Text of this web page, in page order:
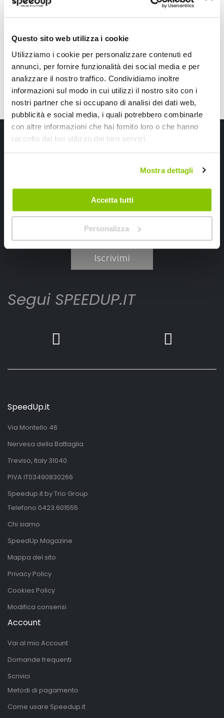
Questo sito web utilizza i cookie
Utilizziamo i cookie per personalizzare contenuti ed
annunci, per fornire funzionalità dei social media e per
analizzare il nostro traffico. Condividiamo inoltre
informazioni sul modo in cui utilizzi il nostro sito con i
nostri partner che si occupano di analisi dei dati web,
pubblicità e social media, i quali potrebbero combinarle
con altre informazioni che hai fornito loro o che hanno
raccolto dal tuo utilizzo dei loro servizi.
Mostra dettagli
Accetta tutti
Personalizza
Nero/grigio 37>39cm
18,80 €
CONSEGNA IN 48H
Nero/rosso 37>39cm
18,80 €
Iscriviti alla newsletter Speedup
Iscrivimi
Segui SPEEDUP.IT
SpeedUp.it
Via Montello 46
Nervesa della Battaglia
Treviso, Italy 31040
PIVA IT03490830266
Speedup.it by Trio Group
Telefono 0423.601555
Chi siamo
SpeedUp Magazine
Mappa del sito
Privacy Policy
Cookies Policy
Modifica consensi
Account
Vai al mio Account
Domande frequenti
Scrivici
Metodi di pagamento
Come usare Speedup.it